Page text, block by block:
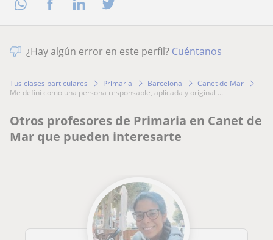
¿Hay algún error en este perfil? Cuéntanos
Tus clases particulares Primaria Barcelona
Canet de Mar
me definí como una persona responsable, aplicada y original ...
Otros profesores de Primaria en Canet de
Mar que pueden interesarte